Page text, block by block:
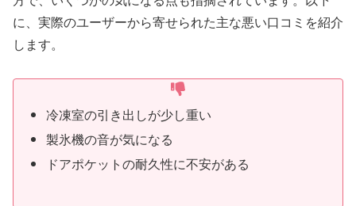
に、実際のユーザーから寄せられた主な悪い口コミを紹介
します。
冷凍室の引き出しが少し重い
製氷機の音が気になる
ドアポケットの耐久性に不安がある